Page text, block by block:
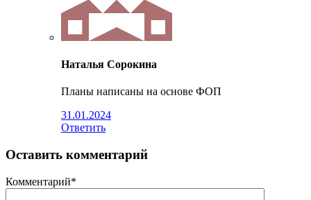
Наталья Сорокина
Планы написаны на основе ФОП
31.01.2024
Ответить
Оставить комментарий
Комментарий*